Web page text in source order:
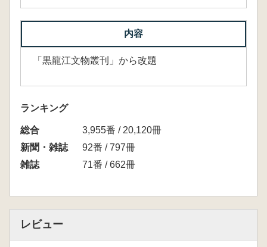
内容
「黒龍江文物叢刊」から改題
ランキング
総合
3,955番 / 20,120冊
新聞・雑誌
92番 / 797冊
雑誌
71番 / 662冊
レビュー